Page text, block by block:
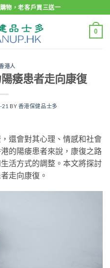
物，老客戶買三送一
0
港人
痿患者走向康復
21 BY 香港保健品士多
還會對其心理、情感和社會
的陽痿患者來說，康復之路
活方式的調整。本文將探討
走向康復。